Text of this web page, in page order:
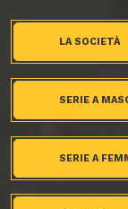
LA SOCIETÀ
SERIE A
SERIE A